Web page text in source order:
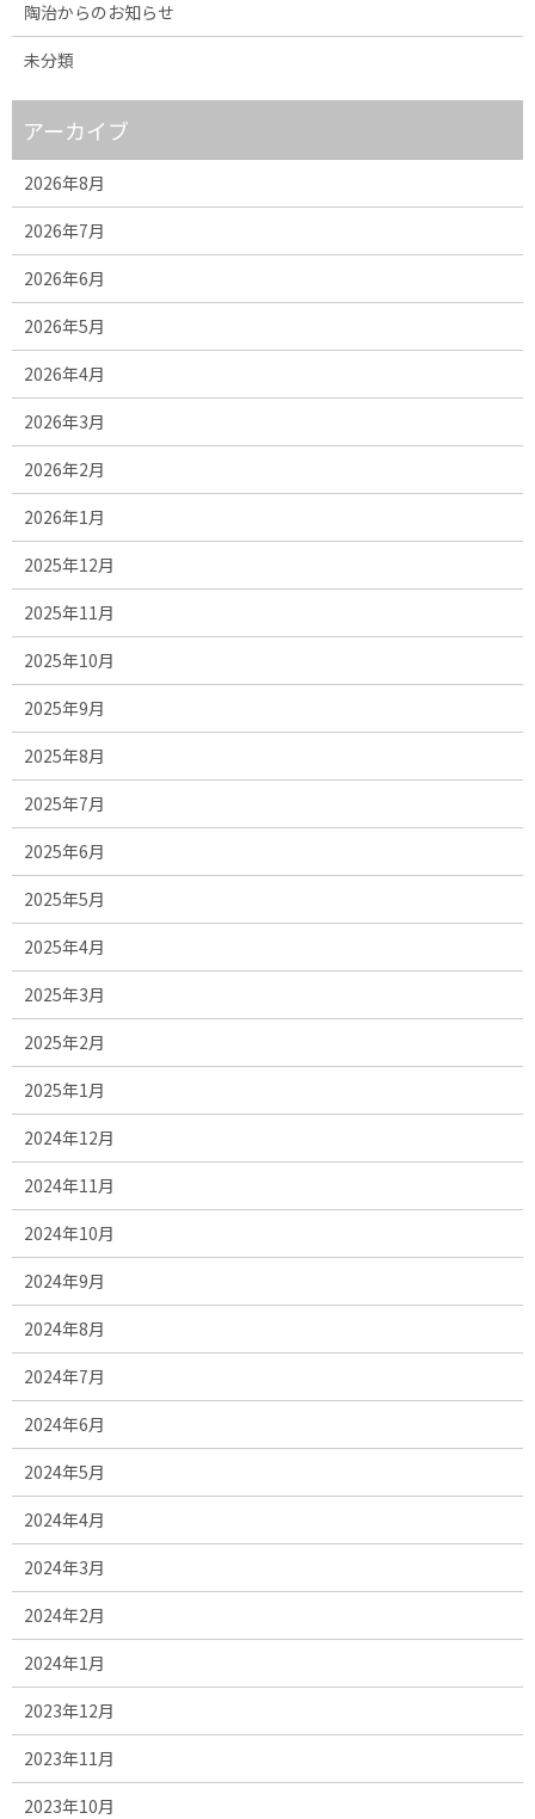
陶治からのお知らせ
未分類
アーカイブ
2026年8月
2026年7月
2026年6月
2026年5月
2026年4月
2026年3月
2026年2月
2026年1月
2025年12月
2025年11月
2025年10月
2025年9月
2025年8月
2025年7月
2025年6月
2025年5月
2025年4月
2025年3月
2025年2月
2025年1月
2024年12月
2024年11月
2024年10月
2024年9月
2024年8月
2024年7月
2024年6月
2024年5月
2024年4月
2024年3月
2024年2月
2024年1月
2023年12月
2023年11月
2023年10月